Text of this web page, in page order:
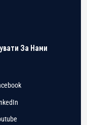
За Нами